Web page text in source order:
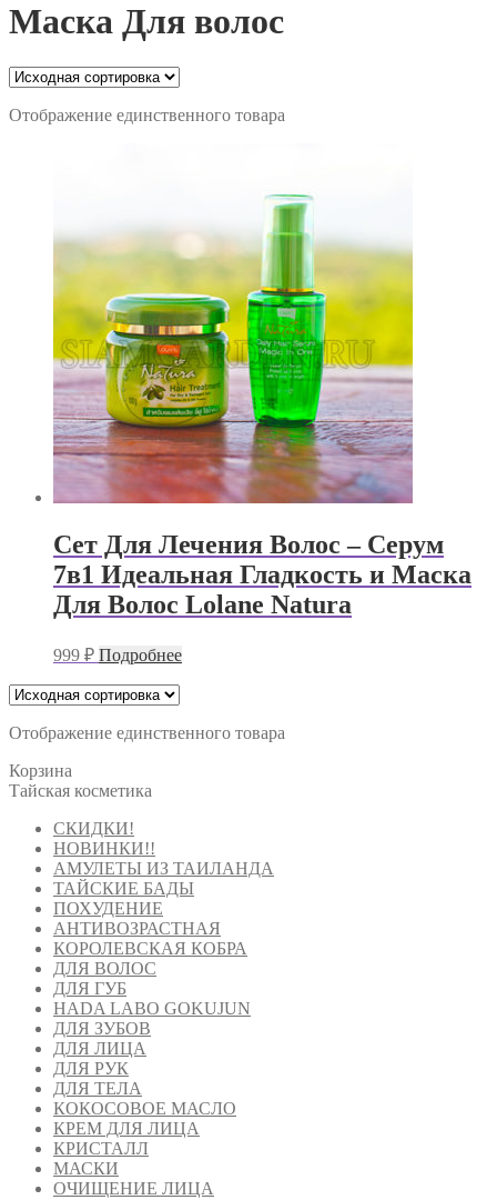
Маска Для волос
Отображение единственного товара
Сет Для Лечения Волос – Серум
7в1 Идеальная Гладкость и Маска
Для Волос Lolane Natura
999 ₽ Подробнее
Отображение единственного товара
Корзина
Тайская косметика
СКИДКИ!
НОВИНКИ!!
АМУЛЕТЫ ИЗ ТАИЛАНДА
ТАЙСКИЕ БАДЫ
ПОХУДЕНИЕ
АНТИВОЗРАСТНАЯ
КОРОЛЕВСКАЯ КОБРА
ДЛЯ ВОЛОС
ДЛЯ ГУБ
HADA LABO GOKUJUN
ДЛЯ ЗУБОВ
ДЛЯ ЛИЦА
ДЛЯ РУК
ДЛЯ ТЕЛА
КОКОСОВОЕ МАСЛО
КРЕМ ДЛЯ ЛИЦА
КРИСТАЛЛ
МАСКИ
ОЧИЩЕНИЕ ЛИЦА